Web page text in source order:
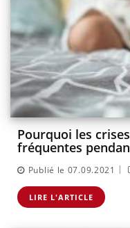
Pourquoi les
fréquentes
Publié le 07.09.2021 |
LIRE L'ARTICLE